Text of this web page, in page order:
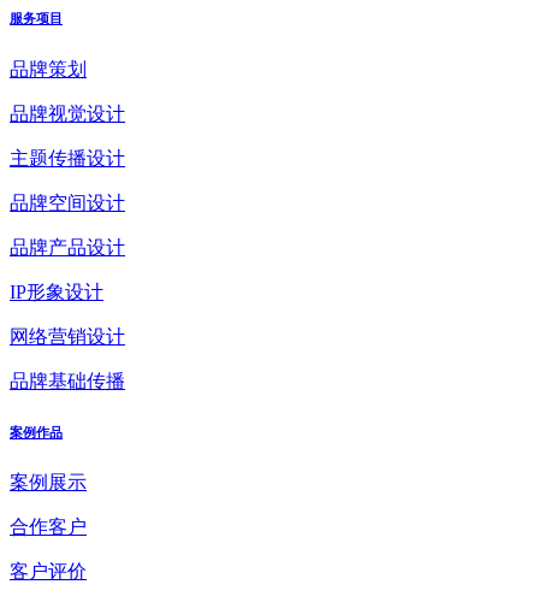
服务项目
品牌策划
品牌视觉设计
主题传播设计
品牌空间设计
品牌产品设计
IP形象设计
网络营销设计
品牌基础传播
案例作品
案例展示
合作客户
客户评价